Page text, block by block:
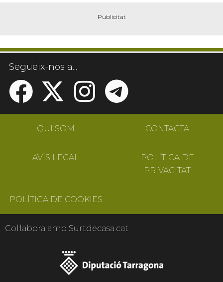
Segueix-nos a...
QUI SOM CONTACTA
AVÍS LEGAL
POLÍTICA DE
PRIVACITAT
POLÍTICA DE COOKIES
Col·labora amb Surtdecasa.cat